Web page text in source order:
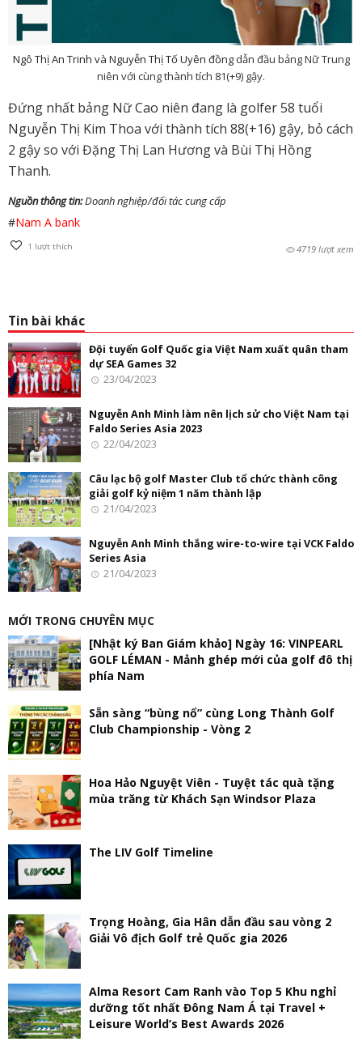
Ngô Thị An Trinh và Nguyễn Thị Tố Uyên đồng dẫn đầu bảng Nữ Trung
niên với cùng thành tích 81(+9) gậy.
Đứng nhất bảng Nữ Cao niên đang là golfer 58 tuổi
Nguyễn Thị Kim Thoa với thành tích 88(+16) gậy, bỏ cách
2 gậy so với Đặng Thị Lan Hương và Bùi Thị Hồng
Thanh.
Nguồn thông tin:Doanh nghiệp/đối tác cung cấp
#Nam A bank
1 lượt thích 4719 lượt xem
Tin bài khác
Đội tuyển Golf Quốc gia Việt Nam xuất quân tham
dự SEA Games 32
23/04/2023
Nguyễn Anh Minh làm nên lịch sử cho Việt Nam tại
Faldo Series Asia 2023
22/04/2023
Câu lạc bộ golf Master Club tổ chức thành công
giải golf kỷ niệm 1 năm thành lập
21/04/2023
Nguyễn Anh Minh thắng wire-to-wire tại VCK Faldo
Series Asia
21/04/2023
MỚI TRONG CHUYÊN MỤC
[Nhật ký Ban Giám khảo] Ngày 16: VINPEARL
GOLF LÉMAN - Mảnh ghép mới của golf đô thị
phía Nam
Sẵn sàng “bùng nổ” cùng Long Thành Golf
Club Championship - Vòng 2
Hoa Hảo Nguyệt Viên - Tuyệt tác quà tặng
mùa trăng từ Khách Sạn Windsor Plaza
The LIV Golf Timeline
Trọng Hoàng, Gia Hân dẫn đầu sau vòng 2
Giải Vô địch Golf trẻ Quốc gia 2026
Alma Resort Cam Ranh vào Top 5 Khu nghỉ
dưỡng tốt nhất Đông Nam Á tại Travel +
Leisure World’s Best Awards 2026